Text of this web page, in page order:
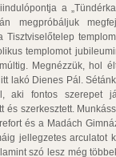
a
megpróbáljuk
Tisztviselőtelep
templomot
Megnézzük, hol
lakó Dienes Pál.
aki fontos szerepet
és szerkesztett.
és a Madách
jellegzetes arculatot
szó lesz még